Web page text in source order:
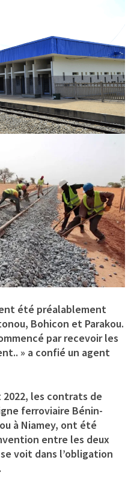
été préalablement
Bohicon et Parakou.
par recevoir les
» a confié un agent
les contrats de
ferroviaire Bénin-
à Niamey, ont été
entre les deux
voit dans l’obligation